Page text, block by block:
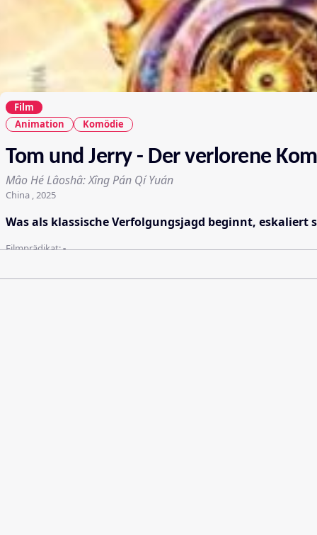
Film
Animation
Komödie
Tom und Jerry - Der verlorene
Mâo Hé Lâoshâ: Xîng Pán Qí Yuán
China , 2025
Was als klassische Verfolgungsjagd beginnt,
Filmprädikat:-